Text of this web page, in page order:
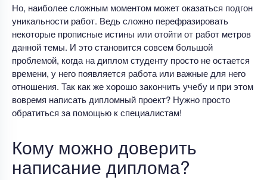
Но, наиболее сложным моментом может оказаться подгон
уникальности работ. Ведь сложно перефразировать
некоторые прописные истины или отойти от работ метров
данной темы. И это становится совсем большой
проблемой, когда на диплом студенту просто не остается
времени, у него появляется работа или важные для него
отношения. Так как же хорошо закончить учебу и при этом
вовремя написать дипломный проект? Нужно просто
обратиться за помощью к специалистам!
Кому можно доверить
написание диплома?